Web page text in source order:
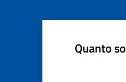
Quanto